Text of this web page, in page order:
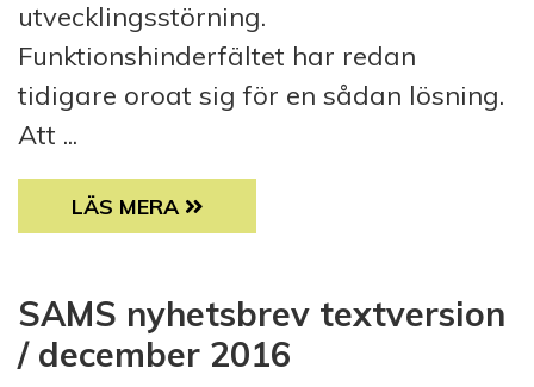
utvecklingsstörning.
Funktionshinderfältet har redan
tidigare oroat sig för en sådan lösning.
Att ...
PERSONER MED FUNKTIONSNEDSÄTTNING
LÄS MERA
SAMS nyhetsbrev textversion
/ december 2016